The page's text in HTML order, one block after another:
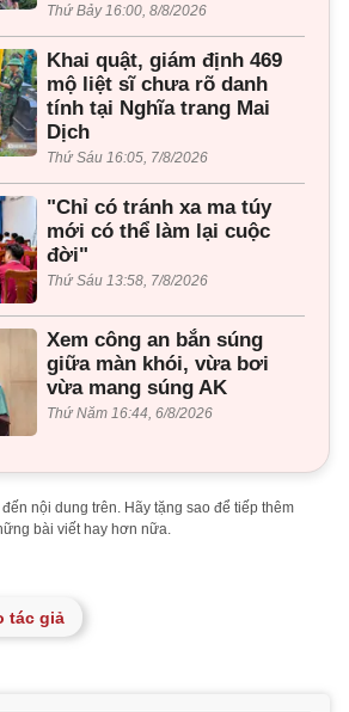
Thứ Bảy 16:00, 8/8/2026
Khai quật, giám định 469
mộ liệt sĩ chưa rõ danh
tính tại Nghĩa trang Mai
Dịch
Thứ Sáu 16:05, 7/8/2026
"Chỉ có tránh xa ma túy
mới có thể làm lại cuộc
đời"
Thứ Sáu 13:58, 7/8/2026
Xem công an bắn súng
giữa màn khói, vừa bơi
vừa mang súng AK
Thứ Năm 16:44, 6/8/2026
nội dung trên. Hãy tặng sao để tiếp thêm
bài viết hay hơn nữa.
tác giả